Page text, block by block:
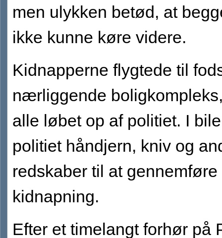
men ulykken betød, at
ikke kunne køre videre.
Kidnapperne flygtede til
nærliggende
alle løbet op af politiet. I
politiet håndjern, kniv og
redskaber til at gennemføre
kidnapning.
Efter et timelangt forhør på